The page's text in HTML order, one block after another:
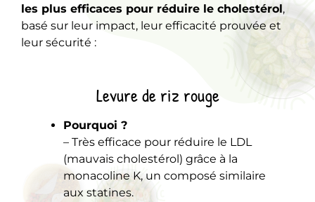
les plus efficaces pour réduire le cholestérol,
basé sur leur impact, leur efficacité prouvée et
leur sécurité :
Levure de riz rouge
Pourquoi ?
– Très efficace pour réduire le LDL
(mauvais cholestérol) grâce à la
monacoline K, un composé similaire
aux statines.